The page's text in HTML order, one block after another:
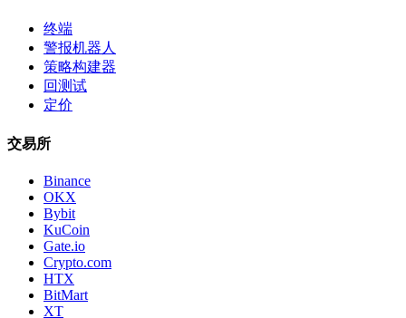
终端
警报机器人
策略构建器
回测试
定价
交易所
Binance
OKX
Bybit
KuCoin
Gate.io
Crypto.com
HTX
BitMart
XT